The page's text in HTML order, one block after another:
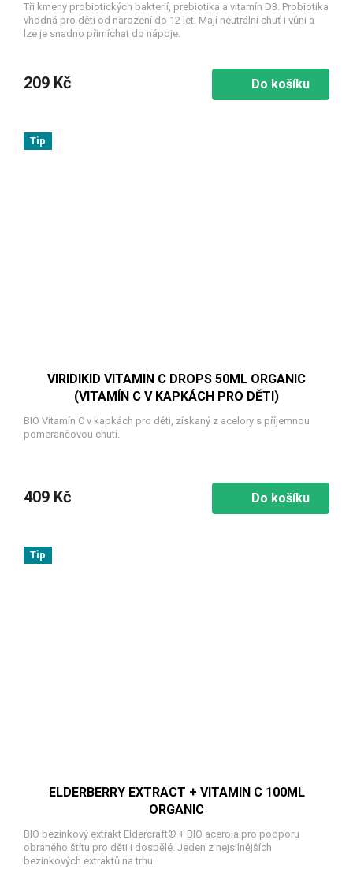
Tři kmeny probiotických bakterií, prebiotika a vitamín D3. Probiotika
vhodná pro děti od narození do 12 let. Mají neutrální chuť i vůni a
lze je snadno přimíchat do nápoje.
209 Kč Do košíku
Tip
VIRIDIKID VITAMIN C DROPS 50ML ORGANIC
(VITAMÍN C V KAPKÁCH PRO DĚTI)
BIO Vitamín C v kapkách pro děti, získaný z acelory s příjemnou
pomerančovou chutí.
409 Kč Do košíku
Tip
ELDERBERRY EXTRACT + VITAMIN C 100ML
ORGANIC
BIO bezinkový extrakt Eldercraft® + BIO acerola pro podporu
obraného štítu pro děti i dospělé. Jeden z nejsilnějších
bezinkových extraktů na trhu.